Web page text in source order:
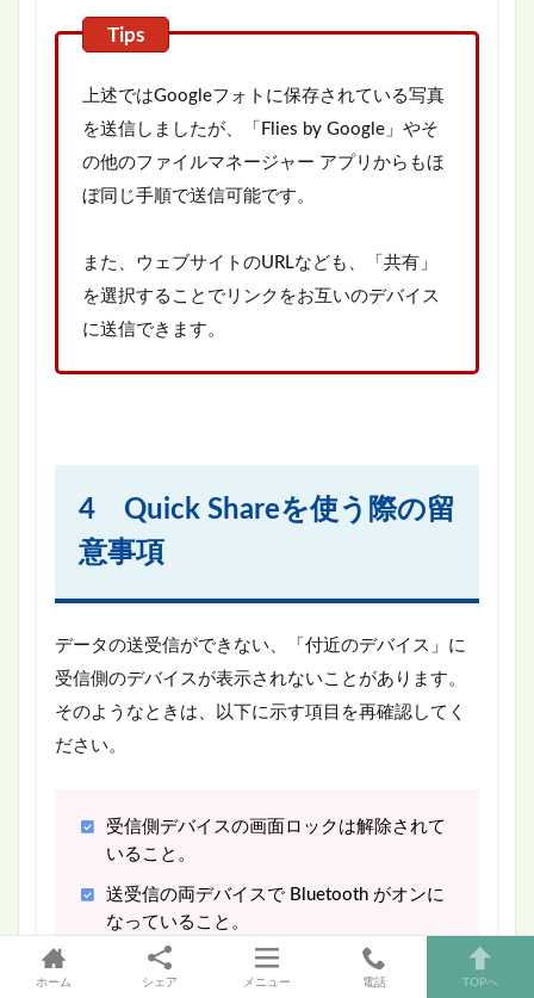
上述ではGoogleフォトに保存されている写真
を送信しましたが、「Flies by Google」やそ
の他のファイルマネージャー アプリからもほ
ぼ同じ手順で送信可能です。
また、ウェブサイトのURLなども、「共有」
を選択することでリンクをお互いのデバイス
に送信できます。
4 Quick Shareを使う際の留
意事項
データの送受信ができない、「付近のデバイス」に
受信側のデバイスが表示されないことがあります。
そのようなときは、以下に示す項目を再確認してく
ださい。
受信側デバイスの画面ロックは解除されて
いること。
送受信の両デバイスで Bluetooth がオンに
なっていること。
送受信の両デバイスで Wi-Fi がオンになっ
ていること。
ホーム シェア メニュー 電話 TOPへ